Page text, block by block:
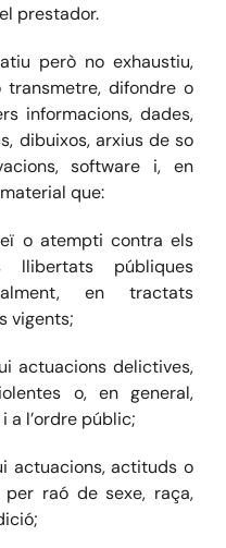
prestador.
però no exhaustiu,
transmetre, difondre o
informacions, dades,
dibuixos, arxius de so
software i, en
que:
o atempti contra els
públiques
en tractats
vigents;
actuacions delictives,
o, en general,
a l’ordre públic;
actuacions, actituds o
per raó de sexe, raça,